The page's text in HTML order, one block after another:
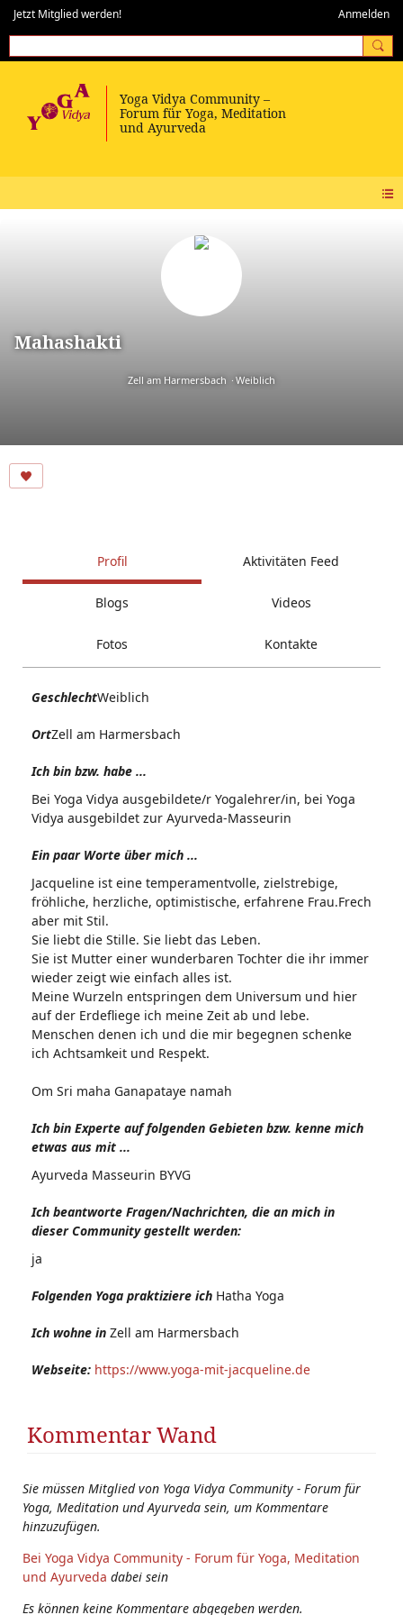
Jetzt Mitglied werden! Anmelden
Mahashakti
Zell am Harmersbach Weiblich
Profil Aktivitäten Feed
Blogs Videos
Fotos Kontakte
GeschlechtWeiblich
OrtZell am Harmersbach
Ich bin bzw. habe ...
Bei Yoga Vidya ausgebildete/r Yogalehrer/in, bei Yoga
Vidya ausgebildet zur Ayurveda-Masseurin
Ein paar Worte über mich ...
Jacqueline ist eine temperamentvolle, zielstrebige,
fröhliche, herzliche, optimistische, erfahrene Frau.Frech
aber mit Stil.
Sie liebt die Stille. Sie liebt das Leben.
Sie ist Mutter einer wunderbaren Tochter die ihr immer
wieder zeigt wie einfach alles ist.
Meine Wurzeln entspringen dem Universum und hier
auf der Erdefliege ich meine Zeit ab und lebe.
Menschen denen ich und die mir begegnen schenke
ich Achtsamkeit und Respekt.
Om Sri maha Ganapataye namah
Ich bin Experte auf folgenden Gebieten bzw. kenne mich
etwas aus mit ...
Ayurveda Masseurin BYVG
Ich beantworte Fragen/Nachrichten, die an mich in
dieser Community gestellt werden:
ja
Folgenden Yoga praktiziere ich Hatha Yoga
Ich wohne in Zell am Harmersbach
Webseite: https://www.yoga-mit-jacqueline.de
Kommentar Wand
Sie müssen Mitglied von Yoga Vidya Community - Forum für
Yoga, Meditation und Ayurveda sein, um Kommentare
hinzuzufügen.
Bei Yoga Vidya Community - Forum für Yoga, Meditation
und Ayurveda dabei sein
Es können keine Kommentare abgegeben werden.